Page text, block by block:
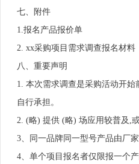
七、附件
1.报名产品报价单
2. xx采购项目需求调查报名材料
八、重要声明
1. 本次需求调查是采购活动开
自行承担。
2. (略) 提供 (略) 场应用较普及,
3、同一品牌同一型号产品由厂
4、单个项目报名者仅限报一个产